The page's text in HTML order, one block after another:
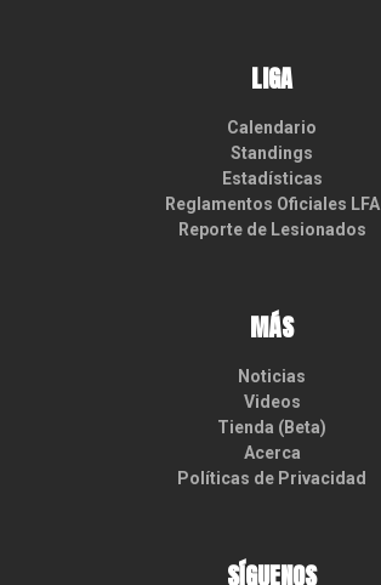
LIGA
Calendario
Standings
Estadísticas
Reglamentos Oficiales LFA
Reporte de Lesionados
MÁS
Noticias
Videos
Tienda (Beta)
Acerca
Políticas de Privacidad
SÍGUENOS